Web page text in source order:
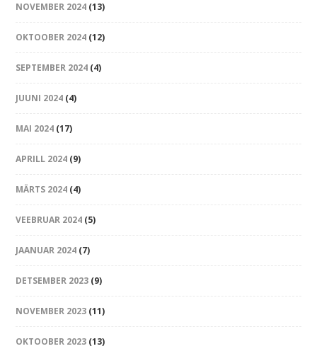
NOVEMBER 2024 (13)
OKTOOBER 2024 (12)
SEPTEMBER 2024 (4)
JUUNI 2024 (4)
MAI 2024 (17)
APRILL 2024 (9)
MÄRTS 2024 (4)
VEEBRUAR 2024 (5)
JAANUAR 2024 (7)
DETSEMBER 2023 (9)
NOVEMBER 2023 (11)
OKTOOBER 2023 (13)